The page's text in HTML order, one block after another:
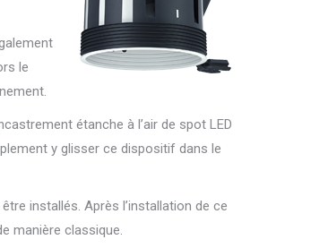
le
étanche à l’air de spot LED
y glisser ce dispositif dans le
installés. Après l’installation de ce
manière classique.